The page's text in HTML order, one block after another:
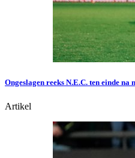
Ongeslagen reeks N.E.C. ten einde na
Artikel